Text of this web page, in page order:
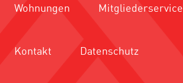
Wohnungen Mitgliederservice
Kontakt Datenschutz